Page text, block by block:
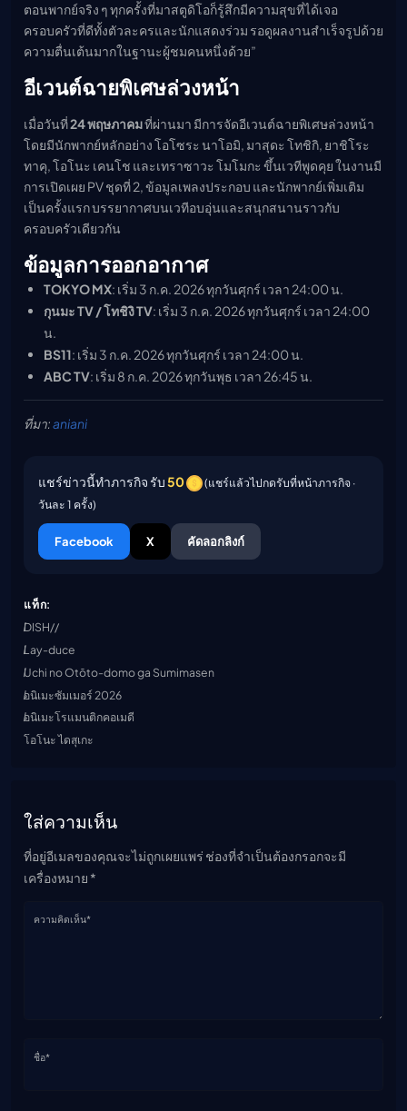
ตอนพากย์จริง ๆ ทุกครั้งที่มาสตูดิโอก็รู้สึกมีความสุขที่ได้เจอ
ครอบครัวที่ดีทั้งตัวละครและนักแสดงร่วม รอดูผลงานสำเร็จรูปด้วย
ความตื่นเต้นมากในฐานะผู้ชมคนหนึ่งด้วย”
อีเวนต์ฉายพิเศษล่วงหน้า
เมื่อวันที่24 พฤษภาคมที่ผ่านมา มีการจัดอีเวนต์ฉายพิเศษล่วงหน้า
โดยมีนักพากย์หลักอย่าง โอโซระ นาโอมิ, มาสุดะ โทชิกิ, ยาชิโระ
ทาคุ, โอโนะ เคนโช และเทราซาวะ โมโมกะ ขึ้นเวทีพูดคุย ในงานมี
การเปิดเผย PV ชุดที่ 2, ข้อมูลเพลงประกอบ และนักพากย์เพิ่มเติม
เป็นครั้งแรก บรรยากาศบนเวทีอบอุ่นและสนุกสนานราวกับ
ครอบครัวเดียวกัน
ข้อมูลการออกอากาศ
TOKYO MX: เริ่ม 3 ก.ค. 2026 ทุกวันศุกร์ เวลา 24:00 น.
กุนมะ TV / โทชิงิ TV: เริ่ม 3 ก.ค. 2026 ทุกวันศุกร์ เวลา 24:00
น.
BS11: เริ่ม 3 ก.ค. 2026 ทุกวันศุกร์ เวลา 24:00 น.
ABC TV: เริ่ม 8 ก.ค. 2026 ทุกวันพุธ เวลา 26:45 น.
ที่มา:aniani
แชร์ข่าวนี้ทำภารกิจ รับ50
(แชร์แล้วไปกดรับที่หน้าภารกิจ ·
วันละ 1 ครั้ง)
Facebook X คัดลอกลิงก์
แท็ก:
DISH//
Lay-duce
Uchi no Otōto-domo ga Sumimasen
อนิเมะซัมเมอร์ 2026
อนิเมะโรแมนติกคอเมดี
โอโนะ ไดสุเกะ
ใส่ความเห็น
ที่อยู่อีเมลของคุณจะไม่ถูกเผยแพร่ ช่องที่จำเป็นต้องกรอกจะมี
เครื่องหมาย *
ความคิดเห็น*
ชื่อ*